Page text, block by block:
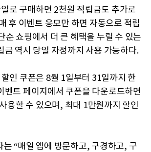
로 구매하면 2천원 적립금도 추가로
후 이벤트 응모만 하면 자동으로 적립
순 쇼핑에서 더 큰 혜택을 누릴 수 있는
금 역시 당일 자정까지 사용 가능하다.
인 쿠폰은 8월 1일부터 31일까지 한
벤트 페이지에서 쿠폰을 다운로드하면
용할 수 있으며, 최대 1만원까지 할인
는 “매일 앱에 방문하고, 구경하고, 구